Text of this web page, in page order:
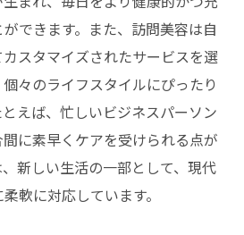
できます。また、訪問美容は自
スタマイズされたサービスを選
々のライフスタイルにぴったり
えば、忙しいビジネスパーソン
に素早くケアを受けられる点が
新しい生活の一部として、現代
軟に対応しています。